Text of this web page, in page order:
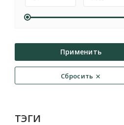
Применить
Сбросить
ТЭГИ